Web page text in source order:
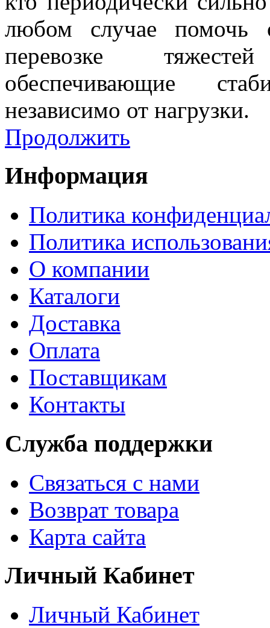
любом случае помочь
перевозке
обеспечивающие
независимо от нагрузки.
Продолжить
Информация
Политика
Политика
О компании
Каталоги
Доставка
Оплата
Поставщикам
Контакты
Служба поддержки
Связаться с нами
Возврат товара
Карта сайта
Личный Кабинет
Личный Кабинет